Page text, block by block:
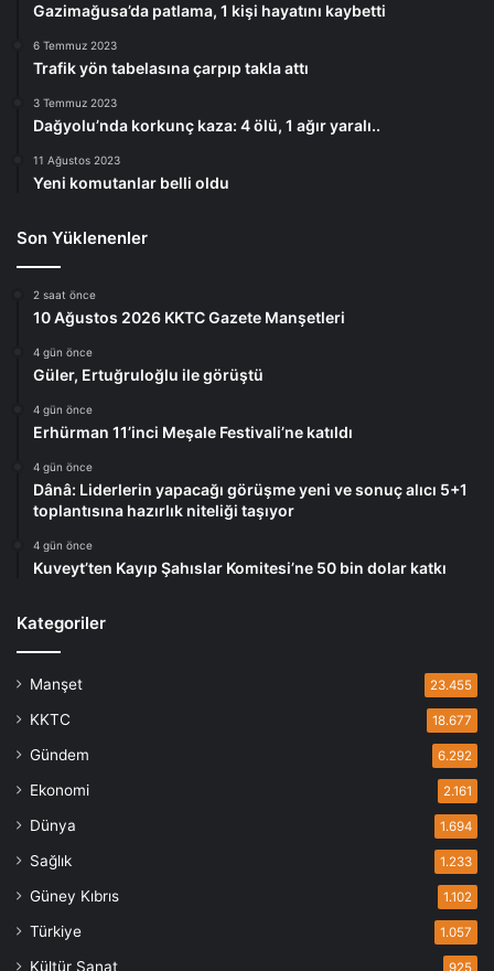
Gazimağusa’da patlama, 1 kişi hayatını kaybetti
6 Temmuz 2023
Trafik yön tabelasına çarpıp takla attı
3 Temmuz 2023
Dağyolu’nda korkunç kaza: 4 ölü, 1 ağır yaralı..
11 Ağustos 2023
Yeni komutanlar belli oldu
Son Yüklenenler
2 saat önce
10 Ağustos 2026 KKTC Gazete Manşetleri
4 gün önce
Güler, Ertuğruloğlu ile görüştü
4 gün önce
Erhürman 11’inci Meşale Festivali’ne katıldı
4 gün önce
Dânâ: Liderlerin yapacağı görüşme yeni ve sonuç alıcı 5+1
toplantısına hazırlık niteliği taşıyor
4 gün önce
Kuveyt’ten Kayıp Şahıslar Komitesi’ne 50 bin dolar katkı
Kategoriler
Manşet 23.455
KKTC 18.677
Gündem 6.292
Ekonomi 2.161
Dünya 1.694
Sağlık 1.233
Güney Kıbrıs 1.102
Türkiye 1.057
Kültür Sanat